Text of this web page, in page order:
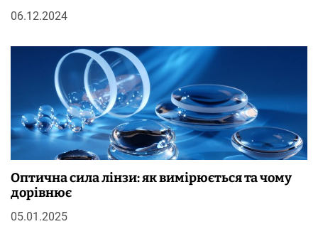
06.12.2024
Оптична сила лінзи: як вимірюється та чому
дорівнює
05.01.2025